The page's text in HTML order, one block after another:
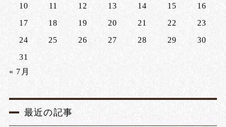
10
11 12 13 14 15
16
17
18 19 20 21 22
23
24
25 26 27 28 29
30
31
« 7月
最近の記事